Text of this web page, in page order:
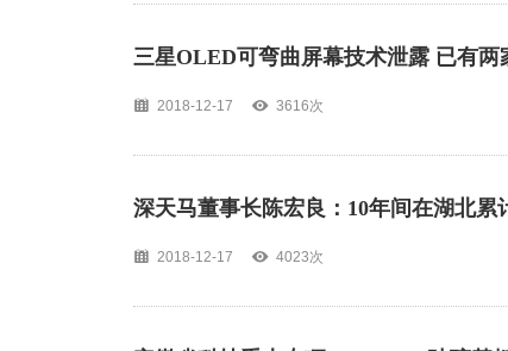
三星OLED可弯曲屏幕技术泄露 已有两
2018-12-17 3616次
深天马董事长陈宏良：10年间在湖北累
2018-12-17 4023次